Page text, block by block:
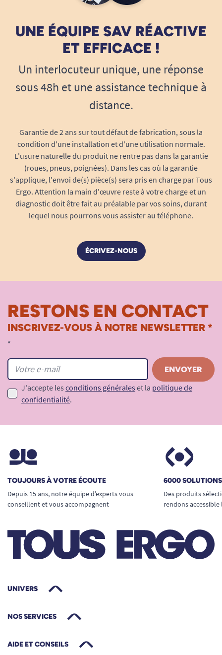
UNE ÉQUIPE SAV RÉACTIVE
ET EFFICACE !
Un interlocuteur unique, une réponse
sous 48h et une assistance technique à
distance.
Garantie de 2 ans sur tout défaut de fabrication, sous la
condition d'une installation et d'une utilisation normale.
L'usure naturelle du produit ne rentre pas dans la garantie
(roues, pneus, poignées). Dans les cas où la garantie
s'applique, l'envoi de(s) pièce(s) sera pris en charge par Tous
Ergo. Attention la main d'œuvre reste à votre charge et un
diagnostic doit être fait au préalable par vos soins, durant
lequel nous pourrons vous assister au téléphone.
ÉCRIVEZ-NOUS
RESTONS EN CONTACT
INSCRIVEZ-VOUS À NOTRE NEWSLETTER *
*
J'accepte les conditions générales et la politique de
confidentialité.
TOUJOURS À VOTRE ÉCOUTE
Depuis 15 ans, notre équipe d’experts vous
conseillent et vous accompagnent
6000
Des produits
rendons
UNIVERS
NOS SERVICES
AIDE ET CONSEILS